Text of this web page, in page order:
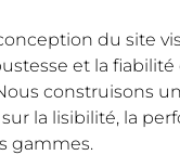
du site
et la
construisons
la lisibilité, la
gammes.